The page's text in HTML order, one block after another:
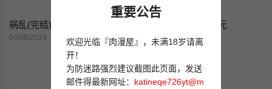
祸乱(完结)
04/08/2024 04/08/2024
为了一亿元
04/08/2024
重要公告
欢迎光临『肉漫屋』，未满18岁请离
开！
为防迷路强烈建议截图此页面，发送
邮件得最新网址： katineqe726yt@m